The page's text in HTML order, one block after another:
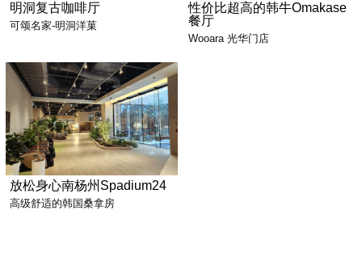
明洞复古咖啡厅
可颂名家-明洞洋菓
性价比超高的韩牛Omakase
餐厅
Wooara 光华门店
放松身心南杨州Spadium24
高级舒适的韩国桑拿房